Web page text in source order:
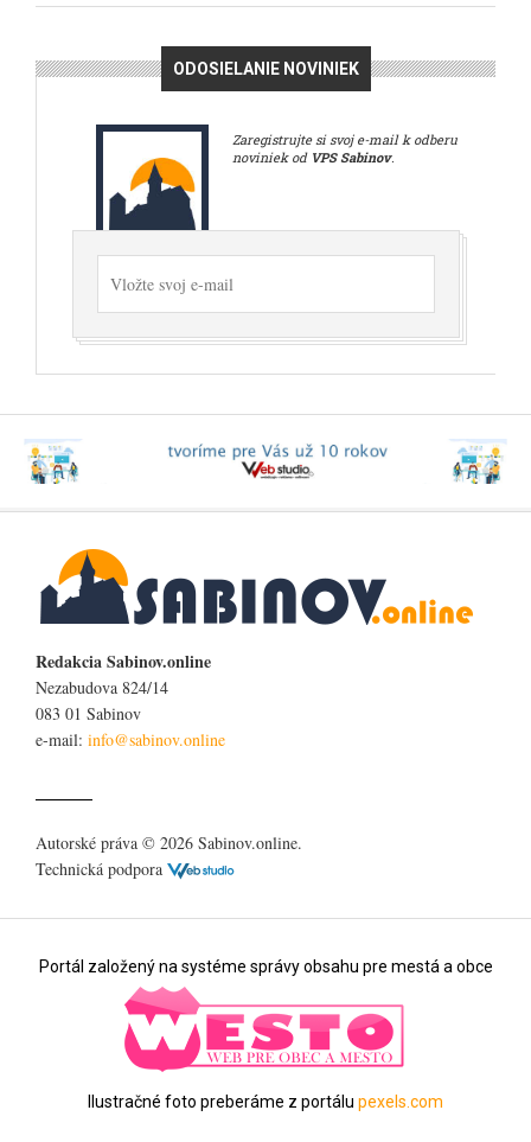
ODOSIELANIE NOVINIEK
Zaregistrujte si svoj e-mail k odberu
noviniek od VPS Sabinov.
Redakcia Sabinov.online
Nezabudova 824/14
083 01 Sabinov
e-mail:
Autorské práva © 2026 Sabinov.online.
Technická podpora
Portál založený na systéme správy obsahu pre mestá a obce
Ilustračné foto preberáme z portálu pexels.com